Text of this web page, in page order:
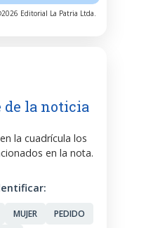
Editorial La Patria Ltda.
de la noticia
la cuadrícula los
en la nota.
MUJER
PEDIDO